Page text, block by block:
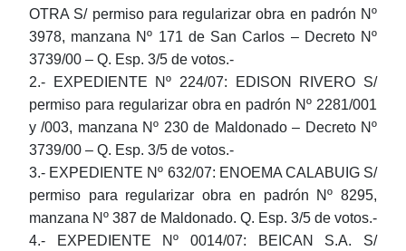
OTRA S/ permiso para regularizar obra en padrón Nº
3978, manzana Nº 171 de San Carlos – Decreto Nº
3739/00 – Q. Esp. 3/5 de votos.-
2.- EXPEDIENTE Nº 224/07:
EDISON RIVERO S/
permiso para regularizar obra en padrón Nº 2281/001
y /003, manzana Nº 230 de Maldonado – Decreto Nº
3739/00 – Q. Esp. 3/5 de votos.-
3.- EXPEDIENTE Nº 632/07: ENOEMA CALABUIG S/
permiso para regularizar obra en padrón Nº 8295,
manzana Nº 387 de Maldonado. Q. Esp. 3/5 de votos.-
4.- EXPEDIENTE Nº 0014/07: BEICAN S.A. S/